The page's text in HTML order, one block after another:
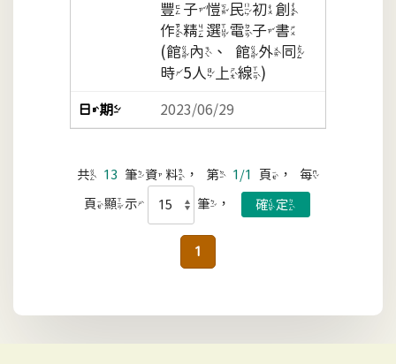
豐子愷民初創
作精選電子書
(館內、館外同
時5人上線)
2023/06/29
共 13 筆資料，第 1/1 頁，每
頁顯示 筆，
1